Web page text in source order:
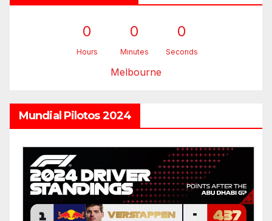
0
Hours
0
Minutes
0
Seconds
Melbourne
Mundial Pilotos 2024